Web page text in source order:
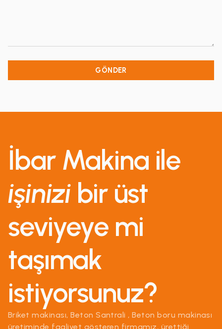
İbar Makina ile
işinizi bir üst
seviyeye mi
taşımak
istiyorsunuz?
Briket makinası, Beton Santrali , Beton boru makinası
üretiminde faaliyet gösteren firmamız, ürettiği